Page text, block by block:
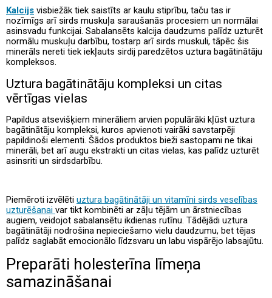
Kalcijs visbiežāk tiek saistīts ar kaulu stiprību, taču tas ir
nozīmīgs arī sirds muskuļa saraušanās procesiem un normālai
asinsvadu funkcijai. Sabalansēts kalcija daudzums palīdz uzturēt
normālu muskuļu darbību, tostarp arī sirds muskuli, tāpēc šis
minerāls nereti tiek iekļauts sirdij paredzētos uztura bagātinātāju
kompleksos.
Uztura bagātinātāju kompleksi un citas
vērtīgas vielas
Papildus atsevišķiem minerāliem arvien populārāki kļūst uztura
bagātinātāju kompleksi, kuros apvienoti vairāki savstarpēji
papildinoši elementi. Šādos produktos bieži sastopami ne tikai
minerāli, bet arī augu ekstrakti un citas vielas, kas palīdz uzturēt
asinsriti un sirdsdarbību.
Piemēroti izvēlēti uztura bagātinātāji un vitamīni sirds veselības
uzturēšanai var tikt kombinēti ar zāļu tējām un ārstniecības
augiem, veidojot sabalansētu ikdienas rutīnu. Tādējādi uztura
bagātinātāji nodrošina nepieciešamo vielu daudzumu, bet tējas
palīdz saglabāt emocionālo līdzsvaru un labu vispārējo labsajūtu.
Preparāti holesterīna līmeņa
samazināšanai